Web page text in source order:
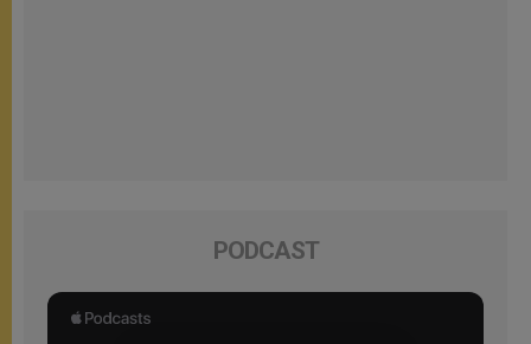
PODCAST